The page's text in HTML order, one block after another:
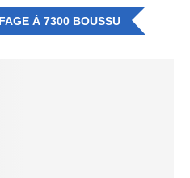
À 7300 BOUSSU